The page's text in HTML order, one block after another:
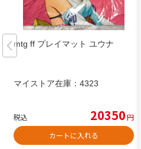
mtg ff プレイマット ユウナ
マイストア在庫： 4323
税込 20350円
カートに入れる